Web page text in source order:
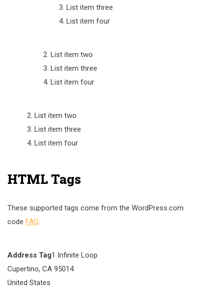
List item three
List item four
List item two
List item three
List item four
List item two
List item three
List item four
HTML Tags
These supported tags come from the WordPress.com
code FAQ.
Address Tag1 Infinite Loop
Cupertino, CA 95014
United States